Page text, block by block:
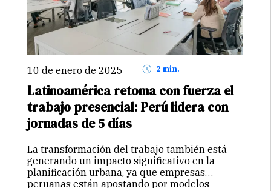
10 de enero de 2025 2 min.
Latinoamérica retoma con fuerza el
trabajo presencial: Perú lidera con
jornadas de 5 días
La transformación del trabajo también está
generando un impacto significativo en la
planificación urbana, ya que empresas
peruanas están apostando por modelos